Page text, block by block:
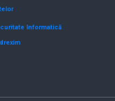
Informatică